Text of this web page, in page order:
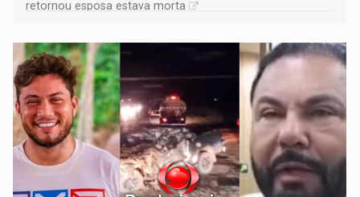
retornou esposa estava morta